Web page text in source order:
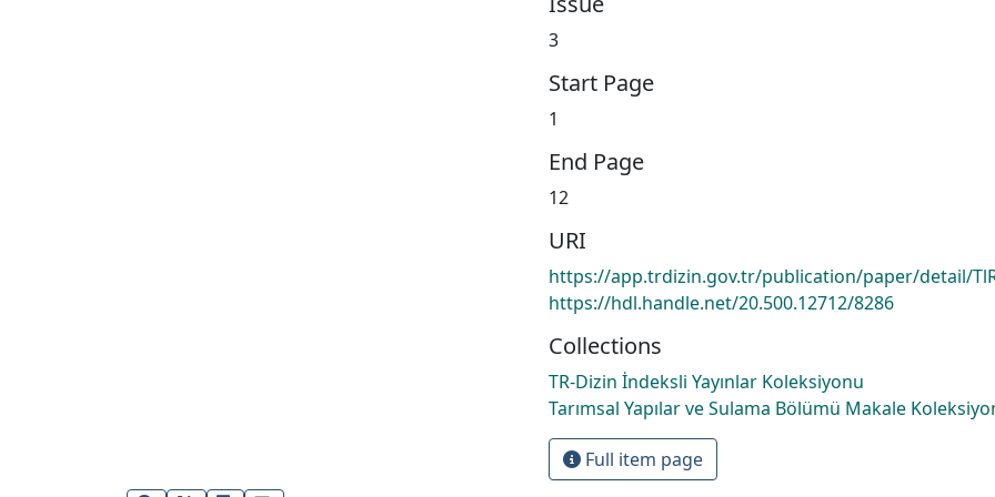
3
Start Page
1
End Page
12
URI
https://app.trdizin.gov.tr/publication/paper/detail/
https://hdl.handle.net/20.500.12712/8286
Collections
TR-Dizin İndeksli Yayınlar Koleksiyonu
Tarımsal Yapılar ve Sulama Bölümü Makale
Full item page